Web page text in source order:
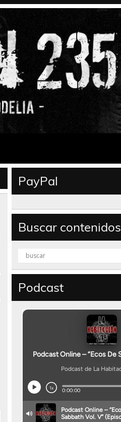
PayPal
Buscar contenidos
Podcast